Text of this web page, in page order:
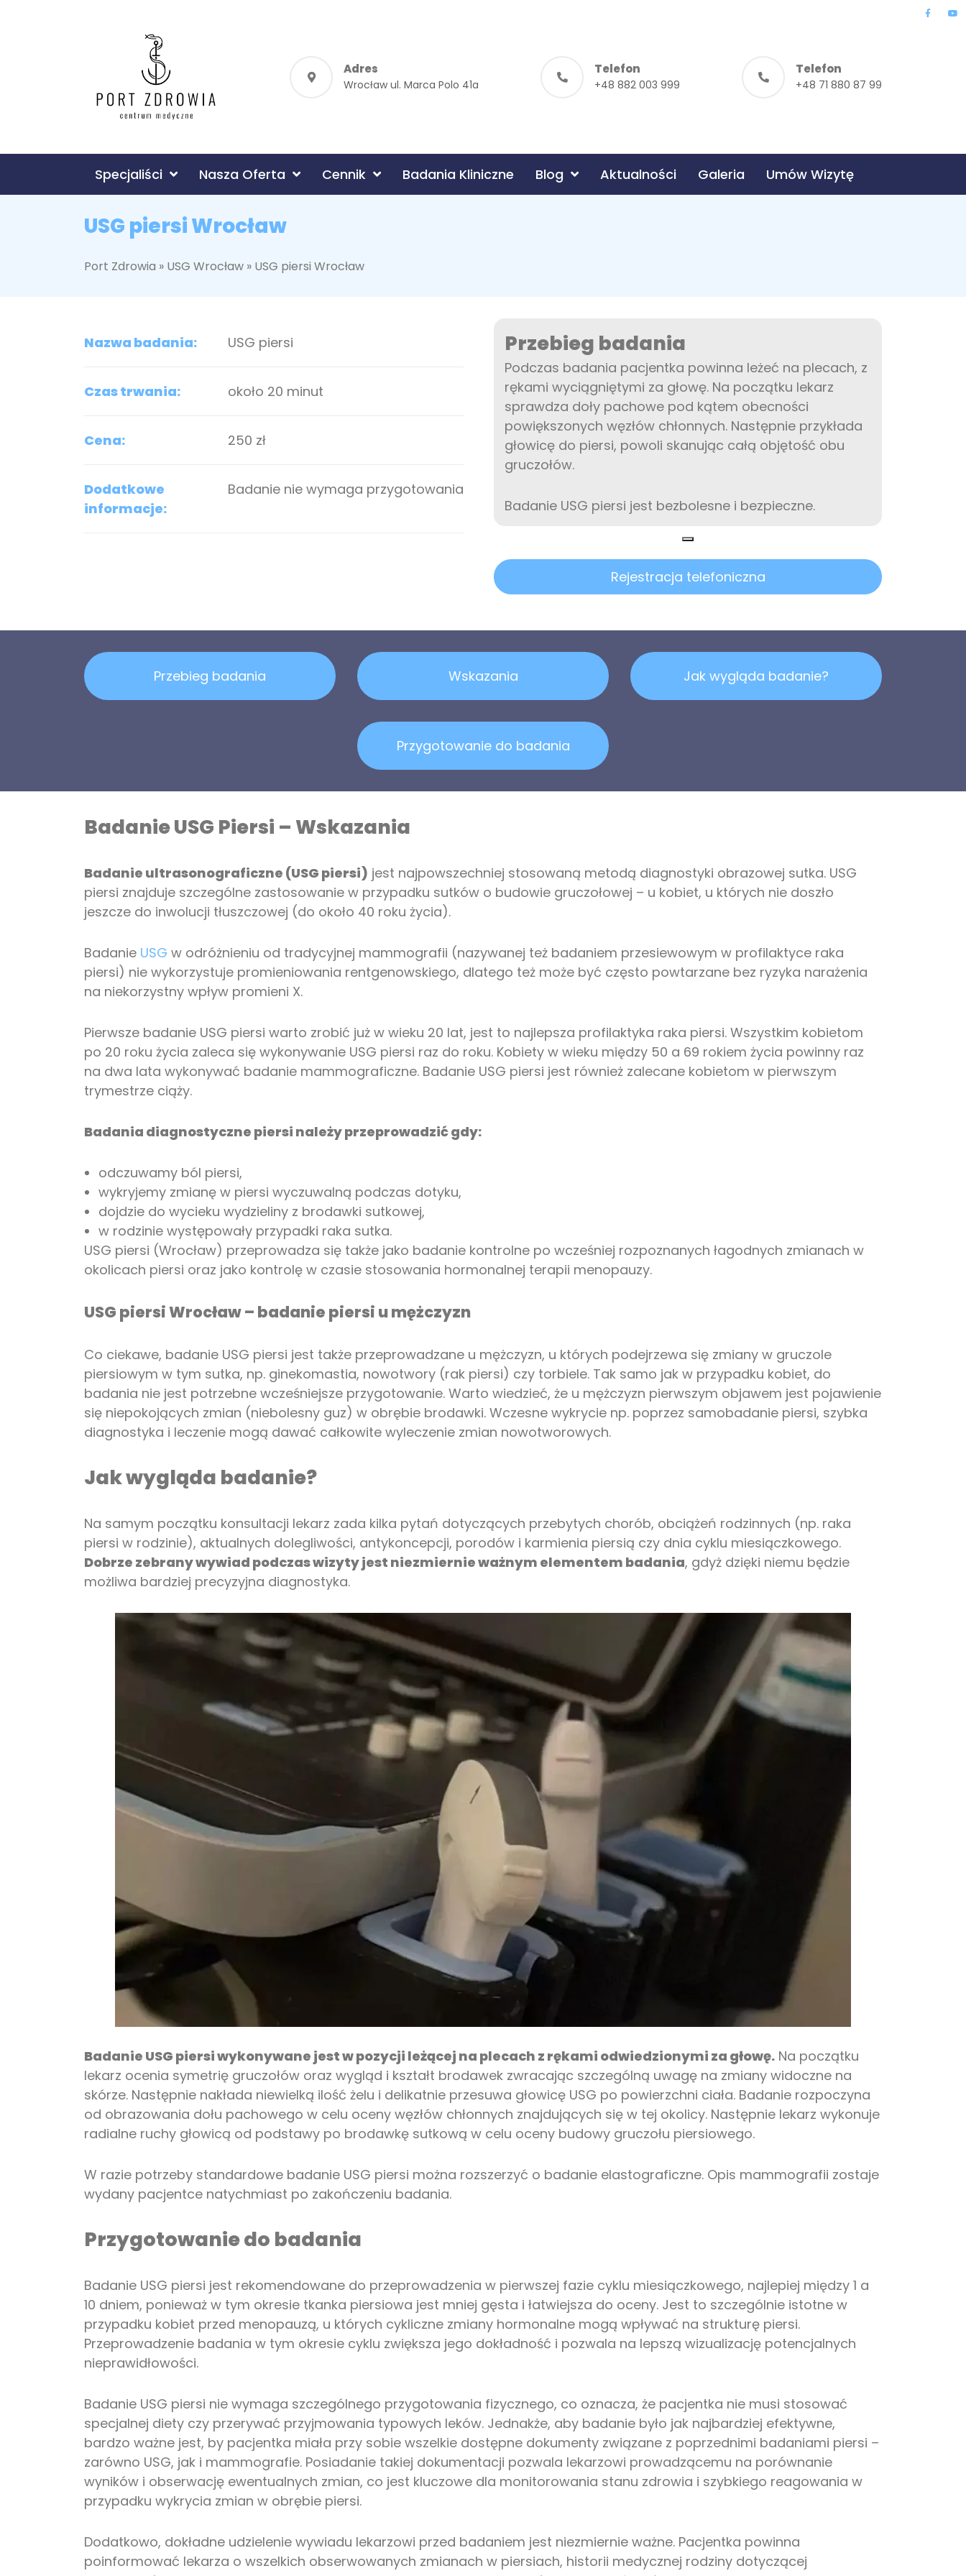
Adres
Wrocław ul. Marca Polo 41a
Telefon
+48 882 003 999
Telefon
+48 71 880 87 99
Specjaliści Nasza Oferta Cennik Badania Kliniczne Blog Aktualności Galeria Umów Wizytę
USG piersi Wrocław
Port Zdrowia » USG Wrocław » USG piersi Wrocław
Nazwa badania: USG piersi
Czas trwania: około 20 minut
Cena: 250 zł
Dodatkowe
informacje:
Badanie nie wymaga przygotowania
Przebieg badania
Podczas badania pacjentka powinna leżeć na plecach, z
rękami wyciągniętymi za głowę. Na początku lekarz
sprawdza doły pachowe pod kątem obecności
powiększonych węzłów chłonnych. Następnie przykłada
głowicę do piersi, powoli skanując całą objętość obu
gruczołów.
Badanie USG piersi jest bezbolesne i bezpieczne.
Rejestracja telefoniczna
Przebieg badania Wskazania Jak wygląda badanie?
Przygotowanie do badania
Badanie USG Piersi – Wskazania
Badanie ultrasonograficzne (USG piersi) jest najpowszechniej stosowaną metodą diagnostyki obrazowej sutka. USG
piersi znajduje szczególne zastosowanie w przypadku sutków o budowie gruczołowej – u kobiet, u których nie doszło
jeszcze do inwolucji tłuszczowej (do około 40 roku życia).
Badanie USG w odróżnieniu od tradycyjnej mammografii (nazywanej też badaniem przesiewowym w profilaktyce raka
piersi) nie wykorzystuje promieniowania rentgenowskiego, dlatego też może być często powtarzane bez ryzyka narażenia
na niekorzystny wpływ promieni X.
Pierwsze badanie USG piersi warto zrobić już w wieku 20 lat, jest to najlepsza profilaktyka raka piersi. Wszystkim kobietom
po 20 roku życia zaleca się wykonywanie USG piersi raz do roku. Kobiety w wieku między 50 a 69 rokiem życia powinny raz
na dwa lata wykonywać badanie mammograficzne. Badanie USG piersi jest również zalecane kobietom w pierwszym
trymestrze ciąży.
Badania diagnostyczne piersi należy przeprowadzić gdy:
odczuwamy ból piersi,
wykryjemy zmianę w piersi wyczuwalną podczas dotyku,
dojdzie do wycieku wydzieliny z brodawki sutkowej,
w rodzinie występowały przypadki raka sutka.
USG piersi (Wrocław) przeprowadza się także jako badanie kontrolne po wcześniej rozpoznanych łagodnych zmianach w
okolicach piersi oraz jako kontrolę w czasie stosowania hormonalnej terapii menopauzy.
USG piersi Wrocław – badanie piersi u mężczyzn
Co ciekawe, badanie USG piersi jest także przeprowadzane u mężczyzn, u których podejrzewa się zmiany w gruczole
piersiowym w tym sutka, np. ginekomastia, nowotwory (rak piersi) czy torbiele. Tak samo jak w przypadku kobiet, do
badania nie jest potrzebne wcześniejsze przygotowanie. Warto wiedzieć, że u mężczyzn pierwszym objawem jest pojawienie
się niepokojących zmian (niebolesny guz) w obrębie brodawki. Wczesne wykrycie np. poprzez samobadanie piersi, szybka
diagnostyka i leczenie mogą dawać całkowite wyleczenie zmian nowotworowych.
Jak wygląda badanie?
Na samym początku konsultacji lekarz zada kilka pytań dotyczących przebytych chorób, obciążeń rodzinnych (np. raka
piersi w rodzinie), aktualnych dolegliwości, antykoncepcji, porodów i karmienia piersią czy dnia cyklu miesiączkowego.
Dobrze zebrany wywiad podczas wizyty jest niezmiernie ważnym elementem badania, gdyż dzięki niemu będzie
możliwa bardziej precyzyjna diagnostyka.
Badanie USG piersi wykonywane jest w pozycji leżącej na plecach z rękami odwiedzionymi za głowę. Na początku
lekarz ocenia symetrię gruczołów oraz wygląd i kształt brodawek zwracając szczególną uwagę na zmiany widoczne na
skórze. Następnie nakłada niewielką ilość żelu i delikatnie przesuwa głowicę USG po powierzchni ciała. Badanie rozpoczyna
od obrazowania dołu pachowego w celu oceny węzłów chłonnych znajdujących się w tej okolicy. Następnie lekarz wykonuje
radialne ruchy głowicą od podstawy po brodawkę sutkową w celu oceny budowy gruczołu piersiowego.
W razie potrzeby standardowe badanie USG piersi można rozszerzyć o badanie elastograficzne. Opis mammografii zostaje
wydany pacjentce natychmiast po zakończeniu badania.
Przygotowanie do badania
Badanie USG piersi jest rekomendowane do przeprowadzenia w pierwszej fazie cyklu miesiączkowego, najlepiej między 1 a
10 dniem, ponieważ w tym okresie tkanka piersiowa jest mniej gęsta i łatwiejsza do oceny. Jest to szczególnie istotne w
przypadku kobiet przed menopauzą, u których cykliczne zmiany hormonalne mogą wpływać na strukturę piersi.
Przeprowadzenie badania w tym okresie cyklu zwiększa jego dokładność i pozwala na lepszą wizualizację potencjalnych
nieprawidłowości.
Badanie USG piersi nie wymaga szczególnego przygotowania fizycznego, co oznacza, że pacjentka nie musi stosować
specjalnej diety czy przerywać przyjmowania typowych leków. Jednakże, aby badanie było jak najbardziej efektywne,
bardzo ważne jest, by pacjentka miała przy sobie wszelkie dostępne dokumenty związane z poprzednimi badaniami piersi –
zarówno USG, jak i mammografie. Posiadanie takiej dokumentacji pozwala lekarzowi prowadzącemu na porównanie
wyników i obserwację ewentualnych zmian, co jest kluczowe dla monitorowania stanu zdrowia i szybkiego reagowania w
przypadku wykrycia zmian w obrębie piersi.
Dodatkowo, dokładne udzielenie wywiadu lekarzowi przed badaniem jest niezmiernie ważne. Pacjentka powinna
poinformować lekarza o wszelkich obserwowanych zmianach w piersiach, historii medycznej rodziny dotyczącej